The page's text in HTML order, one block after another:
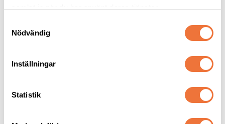
Nödvändig
Inställningar
Statistik